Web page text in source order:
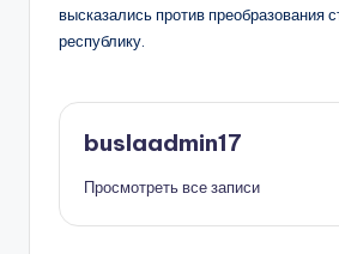
высказались против преобразования
республику.
buslaadmin17
Просмотреть все записи